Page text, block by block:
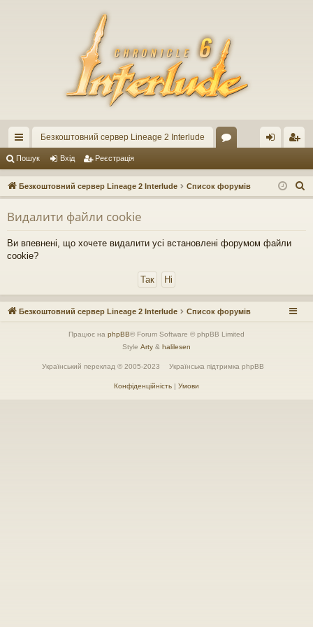
ви
дк
ий
до
ст
Безкоштовний сервер Lineage 2 Interlude
ум
и
д ст
ра
Пошук Вхід Реєстрація
Безкоштовний сервер Lineage 2 Interlude Список форумів
о
Видалити файли cookie
Ви впевнені, що хочете видалити усі встановлені форумом файли
cookie?
Безкоштовний сервер Lineage 2 Interlude Список форумів
Працює на phpBB® Forum Software © phpBB Limited
Style Arty & halilesen
Український переклад © 2005-2023 Українська підтримка phpBB
Конфіденційність | Умови